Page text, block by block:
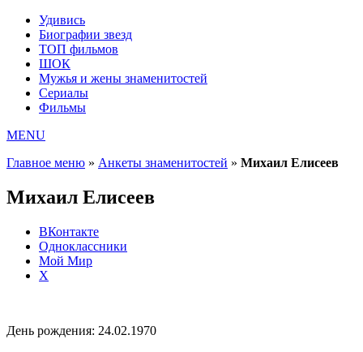
Удивись
Биографии звезд
ТОП фильмов
ШОК
Мужья и жены знаменитостей
Сериалы
Фильмы
MENU
Главное меню » Анкеты знаменитостей » Михаил Елисеев
Михаил Елисеев
ВКонтакте
Одноклассники
Мой Мир
X
День рождения: 24.02.1970